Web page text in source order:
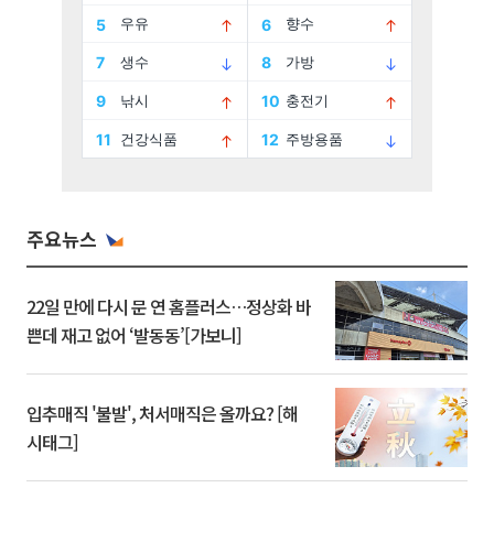
주요뉴스
22일 만에 다시 문 연 홈플러스…정상화 바
쁜데 재고 없어 ‘발동동’[가보니]
입추매직 '불발', 처서매직은 올까요? [해
시태그]